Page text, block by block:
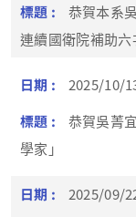
恭賀本系
連續國衛院補助六
2025/10/
恭賀吳菁
學家」
2025/09/